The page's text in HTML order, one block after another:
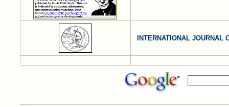
INTERNATIONAL JOURNAL